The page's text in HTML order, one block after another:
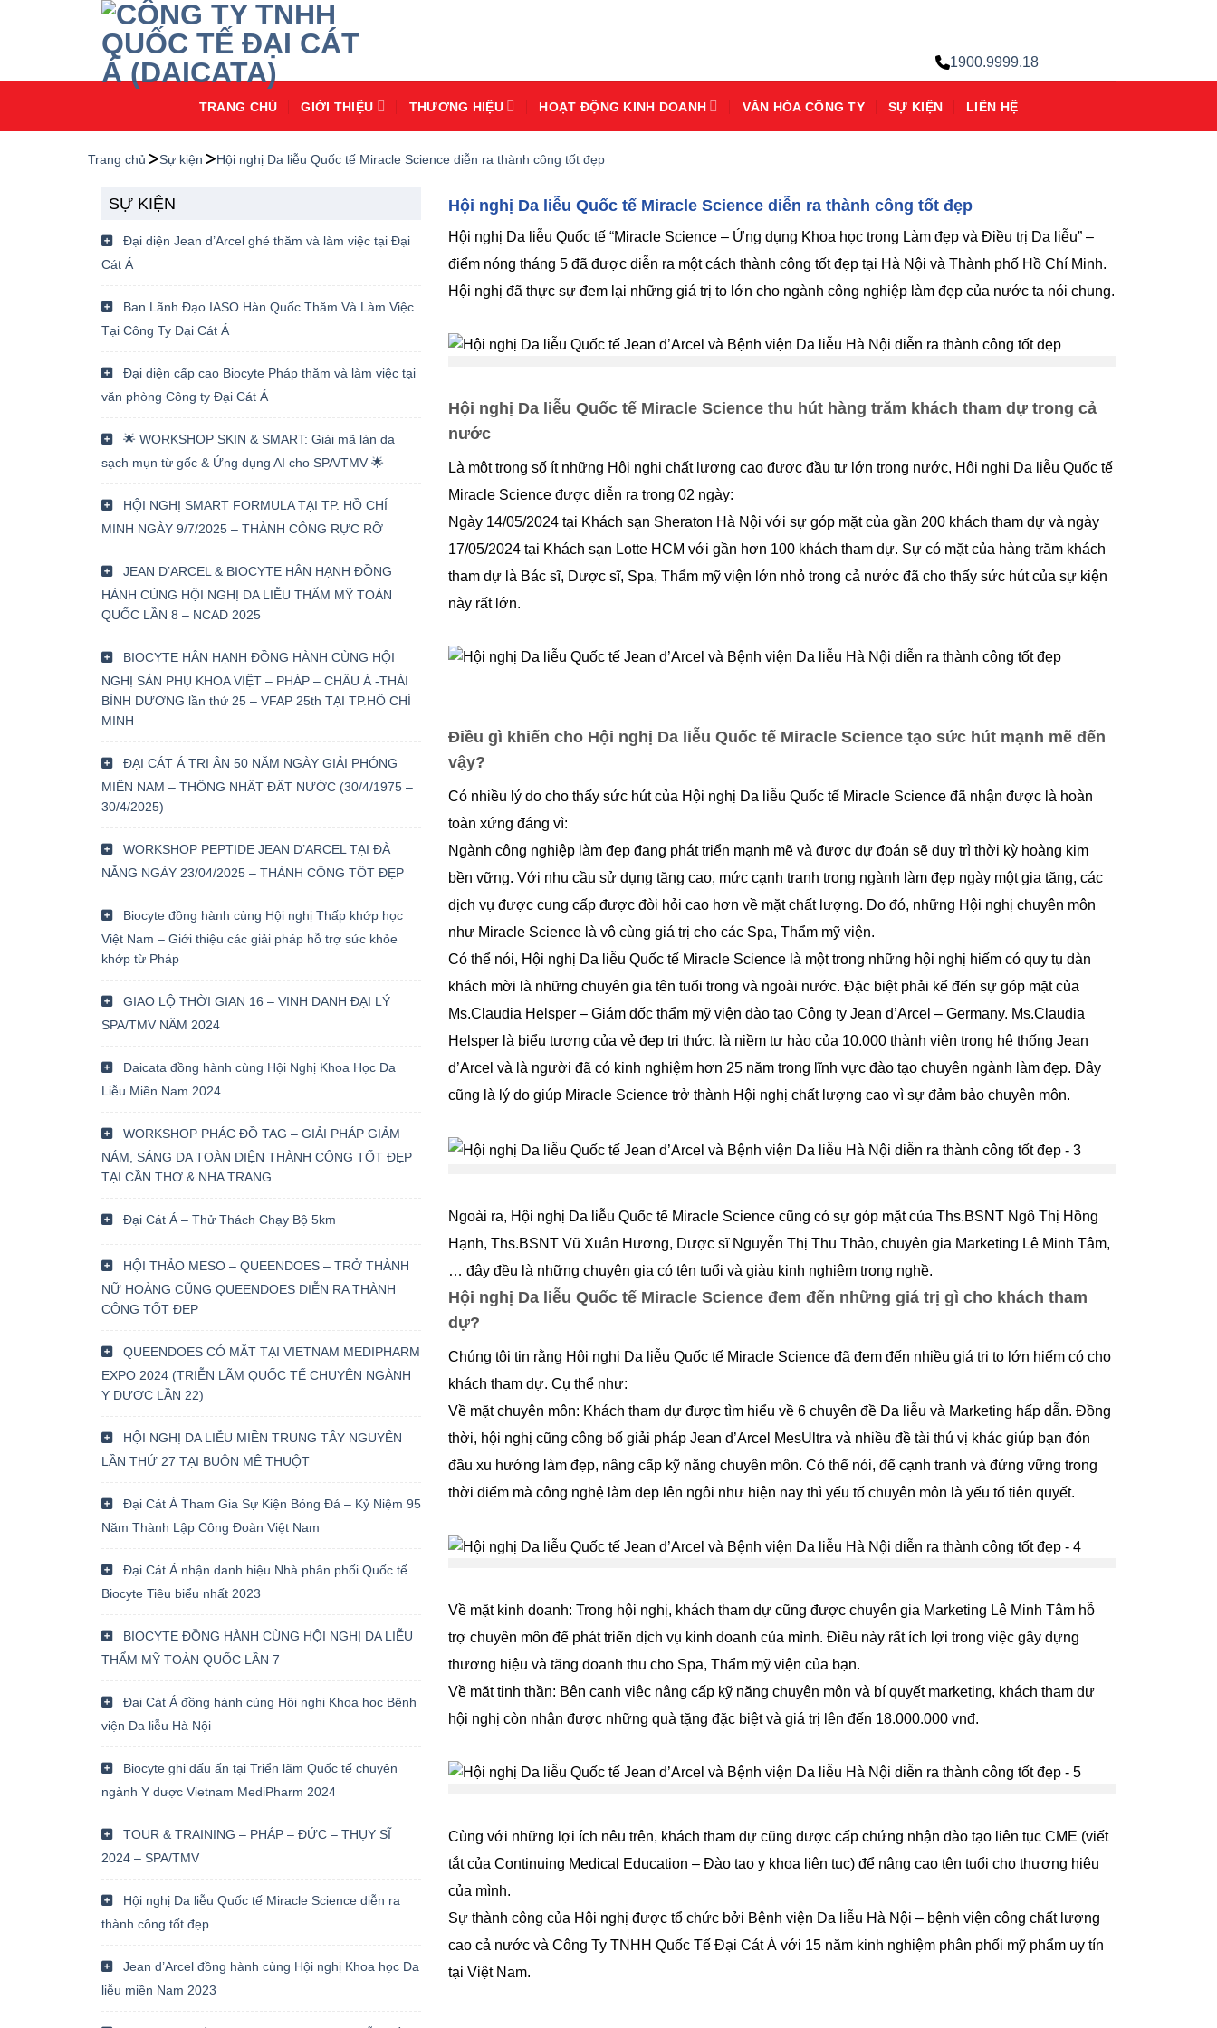
dung
1900.9999.18
TRANG CHỦ GIỚI THIỆU THƯƠNG HIỆU HOẠT ĐỘNG KINH DOANH VĂN HÓA CÔNG TY SỰ KIỆN LIÊN HỆ
Trang chủ Sự kiện Hội nghị Da liễu Quốc tế Miracle Science diễn ra thành công tốt đẹp
SỰ KIỆN
Đại diện Jean d’Arcel ghé thăm và làm việc tại Đại
Cát Á
Ban Lãnh Đạo IASO Hàn Quốc Thăm Và Làm Việc
Tại Công Ty Đại Cát Á
Đại diện cấp cao Biocyte Pháp thăm và làm việc tại
văn phòng Công ty Đại Cát Á
🌟 WORKSHOP SKIN & SMART: Giải mã làn da
sạch mụn từ gốc & Ứng dụng AI cho SPA/TMV 🌟
HỘI NGHỊ SMART FORMULA TẠI TP. HỒ CHÍ
MINH NGÀY 9/7/2025 – THÀNH CÔNG RỰC RỠ
JEAN D’ARCEL & BIOCYTE HÂN HẠNH ĐỒNG
HÀNH CÙNG HỘI NGHỊ DA LIỄU THẨM MỸ TOÀN
QUỐC LẦN 8 – NCAD 2025
BIOCYTE HÂN HẠNH ĐỒNG HÀNH CÙNG HỘI
NGHỊ SẢN PHỤ KHOA VIỆT – PHÁP – CHÂU Á -THÁI
BÌNH DƯƠNG lần thứ 25 – VFAP 25th TẠI TP.HỒ CHÍ
MINH
ĐẠI CÁT Á TRI ÂN 50 NĂM NGÀY GIẢI PHÓNG
MIỀN NAM – THỐNG NHẤT ĐẤT NƯỚC (30/4/1975 –
30/4/2025)
WORKSHOP PEPTIDE JEAN D’ARCEL TẠI ĐÀ
NẴNG NGÀY 23/04/2025 – THÀNH CÔNG TỐT ĐẸP
Biocyte đồng hành cùng Hội nghị Thấp khớp học
Việt Nam – Giới thiệu các giải pháp hỗ trợ sức khỏe
khớp từ Pháp
GIAO LỘ THỜI GIAN 16 – VINH DANH ĐẠI LÝ
SPA/TMV NĂM 2024
Daicata đồng hành cùng Hội Nghị Khoa Học Da
Liễu Miền Nam 2024
WORKSHOP PHÁC ĐỒ TAG – GIẢI PHÁP GIẢM
NÁM, SÁNG DA TOÀN DIỆN THÀNH CÔNG TỐT ĐẸP
TẠI CẦN THƠ & NHA TRANG
Đại Cát Á – Thử Thách Chạy Bộ 5km
HỘI THẢO MESO – QUEENDOES – TRỞ THÀNH
NỮ HOÀNG CŨNG QUEENDOES DIỄN RA THÀNH
CÔNG TỐT ĐẸP
QUEENDOES CÓ MẶT TẠI VIETNAM MEDIPHARM
EXPO 2024 (TRIỄN LÃM QUỐC TẾ CHUYÊN NGÀNH
Y DƯỢC LẦN 22)
HỘI NGHỊ DA LIỄU MIỀN TRUNG TÂY NGUYÊN
LẦN THỨ 27 TẠI BUÔN MÊ THUỘT
Đại Cát Á Tham Gia Sự Kiện Bóng Đá – Kỷ Niệm 95
Năm Thành Lập Công Đoàn Việt Nam
Đại Cát Á nhận danh hiệu Nhà phân phối Quốc tế
Biocyte Tiêu biểu nhất 2023
BIOCYTE ĐỒNG HÀNH CÙNG HỘI NGHỊ DA LIỄU
THẨM MỸ TOÀN QUỐC LẦN 7
Đại Cát Á đồng hành cùng Hội nghị Khoa học Bệnh
viện Da liễu Hà Nội
Biocyte ghi dấu ấn tại Triển lãm Quốc tế chuyên
ngành Y dược Vietnam MediPharm 2024
TOUR & TRAINING – PHÁP – ĐỨC – THỤY SĨ
2024 – SPA/TMV
Hội nghị Da liễu Quốc tế Miracle Science diễn ra
thành công tốt đẹp
Jean d’Arcel đồng hành cùng Hội nghị Khoa học Da
liễu miền Nam 2023
Hội nghị Da liễu Quốc tế Miracle Science diễn ra thành công tốt đẹp
Hội nghị Da liễu Quốc tế “Miracle Science – Ứng dụng Khoa học trong Làm đẹp và Điều trị Da liễu” –
điểm nóng tháng 5 đã được diễn ra một cách thành công tốt đẹp tại Hà Nội và Thành phố Hồ Chí Minh.
Hội nghị đã thực sự đem lại những giá trị to lớn cho ngành công nghiệp làm đẹp của nước ta nói chung.
Hội nghị Da liễu Quốc tế Miracle Science thu hút hàng trăm khách tham dự trong cả
nước
Là một trong số ít những Hội nghị chất lượng cao được đầu tư lớn trong nước, Hội nghị Da liễu Quốc tế
Miracle Science được diễn ra trong 02 ngày:
Ngày 14/05/2024 tại Khách sạn Sheraton Hà Nội với sự góp mặt của gần 200 khách tham dự và ngày
17/05/2024 tại Khách sạn Lotte HCM với gần hơn 100 khách tham dự. Sự có mặt của hàng trăm khách
tham dự là Bác sĩ, Dược sĩ, Spa, Thẩm mỹ viện lớn nhỏ trong cả nước đã cho thấy sức hút của sự kiện
này rất lớn.
Điều gì khiến cho Hội nghị Da liễu Quốc tế Miracle Science tạo sức hút mạnh mẽ đến
vậy?
Có nhiều lý do cho thấy sức hút của Hội nghị Da liễu Quốc tế Miracle Science đã nhận được là hoàn
toàn xứng đáng vì:
Ngành công nghiệp làm đẹp đang phát triển mạnh mẽ và được dự đoán sẽ duy trì thời kỳ hoàng kim
bền vững. Với nhu cầu sử dụng tăng cao, mức cạnh tranh trong ngành làm đẹp ngày một gia tăng, các
dịch vụ được cung cấp được đòi hỏi cao hơn về mặt chất lượng. Do đó, những Hội nghị chuyên môn
như Miracle Science là vô cùng giá trị cho các Spa, Thẩm mỹ viện.
Có thể nói, Hội nghị Da liễu Quốc tế Miracle Science là một trong những hội nghị hiếm có quy tụ dàn
khách mời là những chuyên gia tên tuổi trong và ngoài nước. Đặc biệt phải kể đến sự góp mặt của
Ms.Claudia Helsper – Giám đốc thẩm mỹ viện đào tạo Công ty Jean d’Arcel – Germany. Ms.Claudia
Helsper là biểu tượng của vẻ đẹp tri thức, là niềm tự hào của 10.000 thành viên trong hệ thống Jean
d’Arcel và là người đã có kinh nghiệm hơn 25 năm trong lĩnh vực đào tạo chuyên ngành làm đẹp. Đây
cũng là lý do giúp Miracle Science trở thành Hội nghị chất lượng cao vì sự đảm bảo chuyên môn.
Ngoài ra, Hội nghị Da liễu Quốc tế Miracle Science cũng có sự góp mặt của Ths.BSNT Ngô Thị Hồng
Hạnh, Ths.BSNT Vũ Xuân Hương, Dược sĩ Nguyễn Thị Thu Thảo, chuyên gia Marketing Lê Minh Tâm,
… đây đều là những chuyên gia có tên tuổi và giàu kinh nghiệm trong nghề.
Hội nghị Da liễu Quốc tế Miracle Science đem đến những giá trị gì cho khách tham
dự?
Chúng tôi tin rằng Hội nghị Da liễu Quốc tế Miracle Science đã đem đến nhiều giá trị to lớn hiếm có cho
khách tham dự. Cụ thể như:
Về mặt chuyên môn: Khách tham dự được tìm hiểu về 6 chuyên đề Da liễu và Marketing hấp dẫn. Đồng
thời, hội nghị cũng công bố giải pháp Jean d’Arcel MesUltra và nhiều đề tài thú vị khác giúp bạn đón
đầu xu hướng làm đẹp, nâng cấp kỹ năng chuyên môn. Có thể nói, để cạnh tranh và đứng vững trong
thời điểm mà công nghệ làm đẹp lên ngôi như hiện nay thì yếu tố chuyên môn là yếu tố tiên quyết.
Về mặt kinh doanh: Trong hội nghị, khách tham dự cũng được chuyên gia Marketing Lê Minh Tâm hỗ
trợ chuyên môn để phát triển dịch vụ kinh doanh của mình. Điều này rất ích lợi trong việc gây dựng
thương hiệu và tăng doanh thu cho Spa, Thẩm mỹ viện của bạn.
Về mặt tinh thần: Bên cạnh việc nâng cấp kỹ năng chuyên môn và bí quyết marketing, khách tham dự
hội nghị còn nhận được những quà tặng đặc biệt và giá trị lên đến 18.000.000 vnđ.
Cùng với những lợi ích nêu trên, khách tham dự cũng được cấp chứng nhận đào tạo liên tục CME (viết
tắt của Continuing Medical Education – Đào tạo y khoa liên tục) để nâng cao tên tuổi cho thương hiệu
của mình.
Sự thành công của Hội nghị được tổ chức bởi Bệnh viện Da liễu Hà Nội – bệnh viện công chất lượng
cao cả nước và Công Ty TNHH Quốc Tế Đại Cát Á với 15 năm kinh nghiệm phân phối mỹ phẩm uy tín
tại Việt Nam.